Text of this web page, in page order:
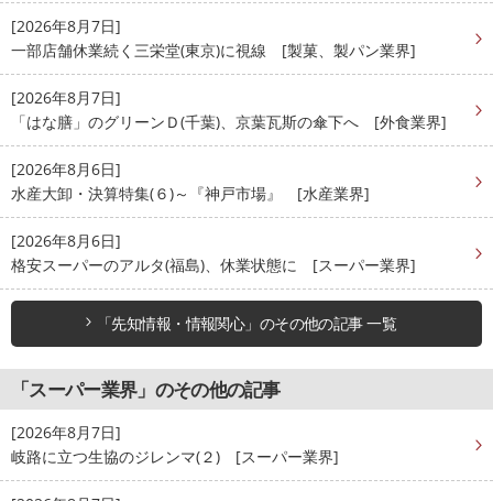
[2026年8月7日]
一部店舗休業続く三栄堂(東京)に視線 [製菓、製パン業界]
[2026年8月7日]
「はな膳」のグリーンＤ(千葉)、京葉瓦斯の傘下へ [外食業界]
[2026年8月6日]
水産大卸・決算特集(６)～『神戸市場』 [水産業界]
[2026年8月6日]
格安スーパーのアルタ(福島)、休業状態に [スーパー業界]
「先知情報・情報関心」のその他の記事 一覧
「スーパー業界」のその他の記事
[2026年8月7日]
岐路に立つ生協のジレンマ(２) [スーパー業界]